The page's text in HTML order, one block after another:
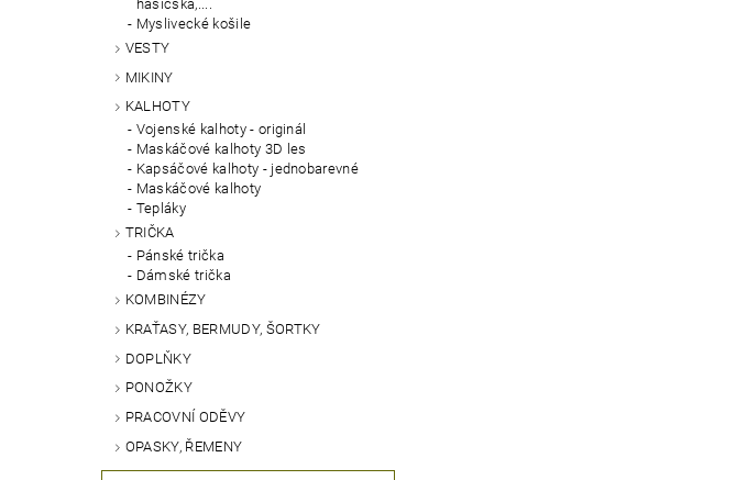
hasičská,....
Myslivecké košile
VESTY
MIKINY
KALHOTY
Vojenské kalhoty - originál
Maskáčové kalhoty 3D les
Kapsáčové kalhoty - jednobarevné
Maskáčové kalhoty
Tepláky
TRIČKA
Pánské trička
Dámské trička
KOMBINÉZY
KRAŤASY, BERMUDY, ŠORTKY
DOPLŇKY
PONOŽKY
PRACOVNÍ ODĚVY
OPASKY, ŘEMENY